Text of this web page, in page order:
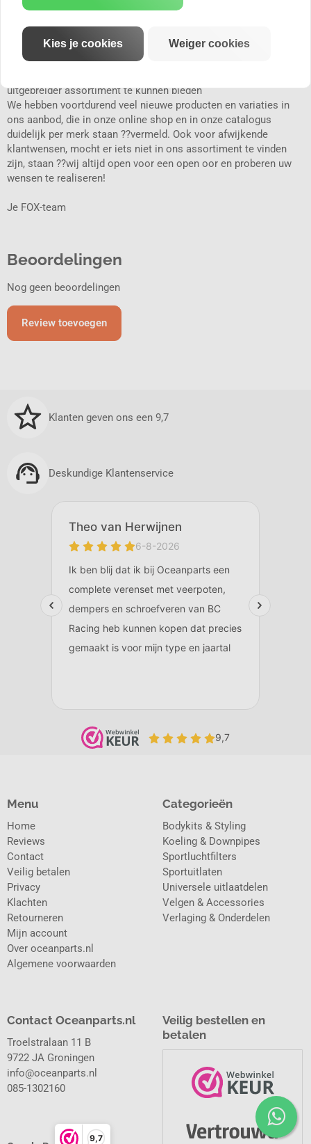
9,7
DEKRA / TÜV getest en worden geleverd met EU certificaten /
Fox Exhaust produceert voor u sportuitlaatsystemen op het
hoogste niveau. Wij streven er voortdurend naar om onze
producten te verbeteren op het gebied van prestatie, kwaliteit en
uitgebreider assortiment te kunnen bieden
We hebben voortdurend veel nieuwe producten en variaties in
ons aanbod, die in onze online shop en in onze catalogus
duidelijk per merk staan ??vermeld. Ook voor afwijkende
klantwensen, mocht er iets niet in ons assortiment te vinden
zijn, staan ??wij altijd open voor een open oor en proberen uw
wensen te realiseren!
Je FOX-team
Beoordelingen
Nog geen beoordelingen
Review toevoegen
Klanten geven ons een 9,7
Deskundige Klantenservice
Categorieën
Bodykits & Styling
Koeling & Downpipes
Sportluchtfilters
Sportuitlaten
Universele uitlaatdelen
Velgen & Accessories
Verlaging & Onderdelen
Menu
Home
Reviews
Contact
Veilig betalen
Privacy
Klachten
Retourneren
Mijn account
Over oceanparts.nl
Algemene voorwaarden
Contact Oceanparts.nl
Troelstralaan 11 B
9722 JA Groningen
info@oceanparts.nl
085-1302160
Veilig bestellen en
betalen
Kies je cookies Weiger cookies